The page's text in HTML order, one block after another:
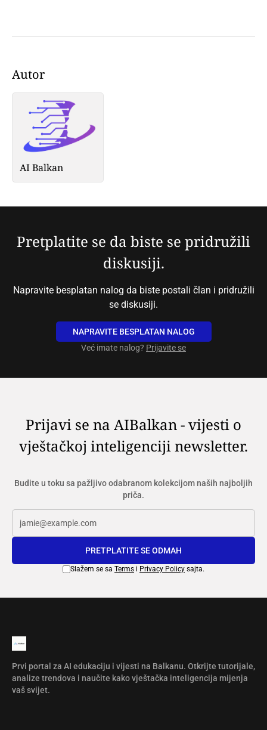
Autor
AI Balkan
Pretplatite se da biste se pridružili
diskusiji.
Napravite besplatan nalog da biste postali član i pridružili
se diskusiji.
NAPRAVITE BESPLATAN NALOG
Već imate nalog? Prijavite se
Prijavi se na AIBalkan - vijesti o
vještačkoj inteligenciji newsletter.
Budite u toku sa pažljivo odabranom kolekcijom naših najboljih
priča.
PRETPLATITE SE ODMAH
Slažem se sa Terms i Privacy Policy sajta.
Prvi portal za AI edukaciju i vijesti na Balkanu. Otkrijte tutorijale,
analize trendova i naučite kako vještačka inteligencija mijenja
vaš svijet.